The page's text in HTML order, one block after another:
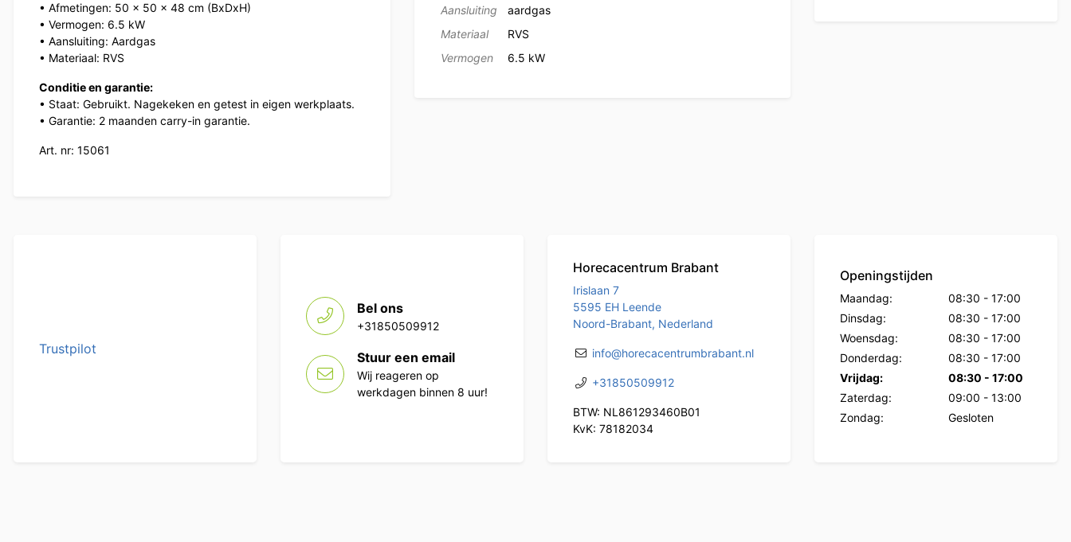
• Afmetingen: 50 x 50 x 48 cm (BxDxH)
• Vermogen: 6.5 kW
• Aansluiting: Aardgas
• Materiaal: RVS
Conditie en garantie:
• Staat: Gebruikt. Nagekeken en getest in eigen werkplaats.
• Garantie: 2 maanden carry-in garantie.
Art. nr: 15061
Aansluiting
aardgas
Materiaal
RVS
Vermogen
6.5 kW
Trustpilot
Bel ons
+31850509912
Stuur een email
Wij reageren op
werkdagen binnen 8 uur!
Horecacentrum Brabant
Irislaan 7
5595 EH Leende
Noord-Brabant, Nederland
info@horecacentrumbrabant.nl
+31850509912
BTW: NL861293460B01
KvK: 78182034
Openingstijden
Maandag: 08:30 - 17:00
Dinsdag:
08:30 - 17:00
Woensdag:
08:30 - 17:00
Donderdag:
08:30 - 17:00
Vrijdag:
08:30 - 17:00
Zaterdag:
09:00 - 13:00
Zondag:
Gesloten